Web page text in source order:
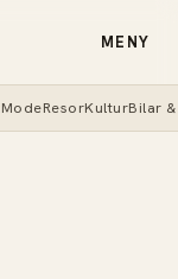
MENY
ModeResorKulturBilar